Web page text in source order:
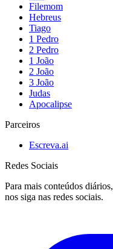
Filemom
Hebreus
Tiago
1 Pedro
2 Pedro
1 João
2 João
3 João
Judas
Apocalipse
Parceiros
Escreva.ai
Redes Sociais
Para mais conteúdos diários,
nos siga nas redes sociais.